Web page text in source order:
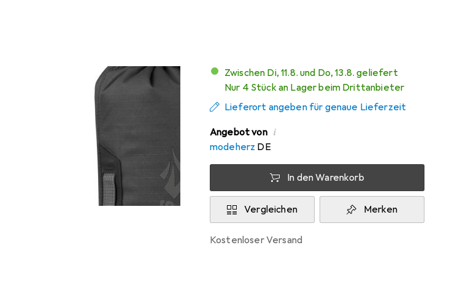
Zwischen Di, 11.8. und Do, 13.8. geliefert
Nur 4 Stück an Lager beim Drittanbieter
Lieferort angeben für genaue Lieferzeit
Angebot von i
modeherz DE
In den Warenkorb
Vergleichen Merken
kostenloser Versand